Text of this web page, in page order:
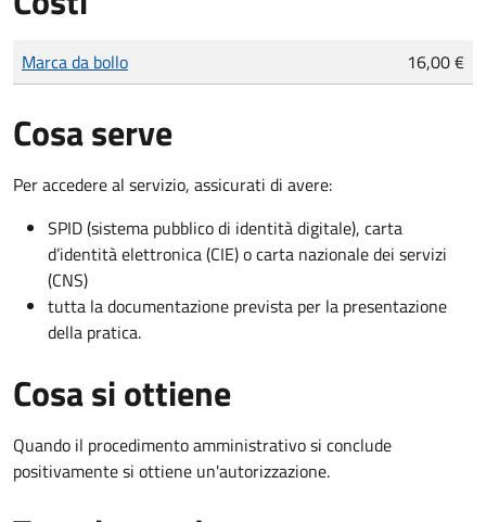
Tipo di pagamento
Importo
Marca da bollo 16,00 €
Cosa serve
Per accedere al servizio, assicurati di avere:
SPID (sistema pubblico di identità digitale), carta
d’identità elettronica (CIE) o carta nazionale dei servizi
(CNS)
tutta la documentazione prevista per la presentazione
della pratica.
Cosa si ottiene
Quando il procedimento amministrativo si conclude
positivamente si ottiene un'autorizzazione.